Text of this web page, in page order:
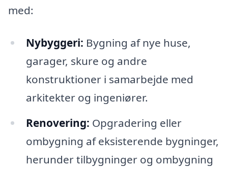
med:
Nybyggeri: Bygning af nye huse,
garager, skure og andre
konstruktioner i samarbejde med
arkitekter og ingeniører.
Renovering: Opgradering eller
ombygning af eksisterende bygninger,
herunder tilbygninger og ombygning